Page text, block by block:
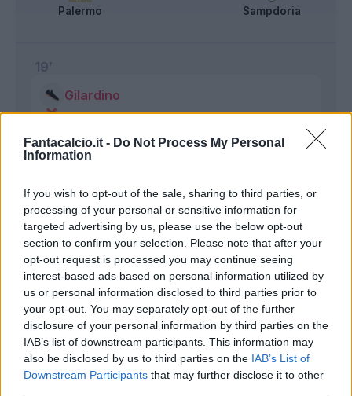
Fantacalcio.it - Do Not Process My Personal
Information
If you wish to opt-out of the sale, sharing to third parties, or
processing of your personal or sensitive information for
targeted advertising by us, please use the below opt-out
section to confirm your selection. Please note that after your
opt-out request is processed you may continue seeing
interest-based ads based on personal information utilized by
us or personal information disclosed to third parties prior to
your opt-out. You may separately opt-out of the further
disclosure of your personal information by third parties on the
IAB’s list of downstream participants. This information may
also be disclosed by us to third parties on the IAB’s List of
Downstream Participants that may further disclose it to other
Palermo Sampdoria
19’
Gilardino
palla ma Gilardino, appostato alle sue spalle,
gliela ruba e tocca dietro a Vazquez.
L'argentino controlla in velcoitÃ , e scatta
aggirando sull'esterno lo stesso difensore ex
Inter, arriva di fronte a Viviano e lo supera col
piatto sinistro. Niente assist per Gilardino
perchÃ© (PUNTO 2A DEL REGOLAMENTO DI
FG) Vazquez riceve palla mentre ha ancora di
fronte Ranocchia, e lo supera in velocitÃ prima
di concludere a rete.